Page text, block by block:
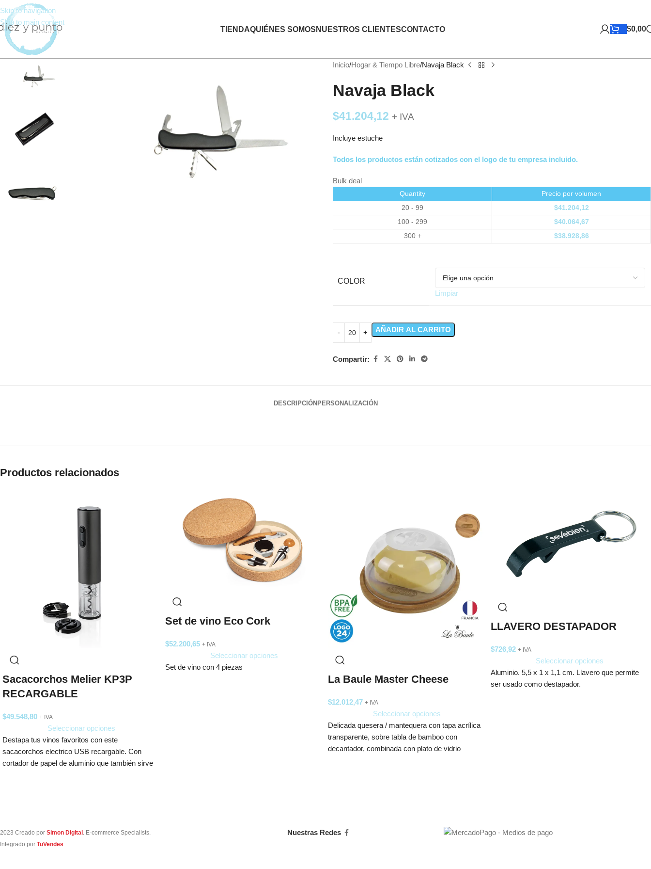
Skip to navigation
Skip to main content
TIENDAQUIÉNES SOMOS NUESTROS CLIENTESCONTACTO $0,00
Inicio Hogar & Tiempo Libre Navaja Black
Navaja Black
$41.204,12 + IVA
Incluye estuche
Todos los productos están cotizados con el logo de tu empresa incluido.
Bulk deal
Quantity
Precio por volumen
20 - 99
$41.204,12
100 - 299
$40.064,67
300 +
$38.928,86
COLOR
Limpiar
AÑADIR AL CARRITO
Compartir:
DESCRIPCIÓN PERSONALIZACIÓN
Productos relacionados
Sacacorchos Melier KP3P
RECARGABLE
$49.548,80 + IVA
Seleccionar opciones
Destapa tus vinos favoritos con este
sacacorchos electrico USB recargable. Con
cortador de papel de aluminio que también sirve
Set de vino Eco Cork
$52.200,65 + IVA
Seleccionar opciones
Set de vino con 4 piezas
La Baule Master Cheese
$12.012,47 + IVA
Seleccionar opciones
Delicada quesera / mantequera con tapa acrílica
transparente, sobre tabla de bamboo con
decantador, combinada con plato de vidrio
LLAVERO DESTAPADOR
$726,92 + IVA
Seleccionar opciones
Aluminio. 5,5 x 1 x 1,1 cm. Llavero que permite
ser usado como destapador.
2023 Creado por Simon Digital . E-commerce Specialists.
Integrado por TuVendes
Nuestras Redes